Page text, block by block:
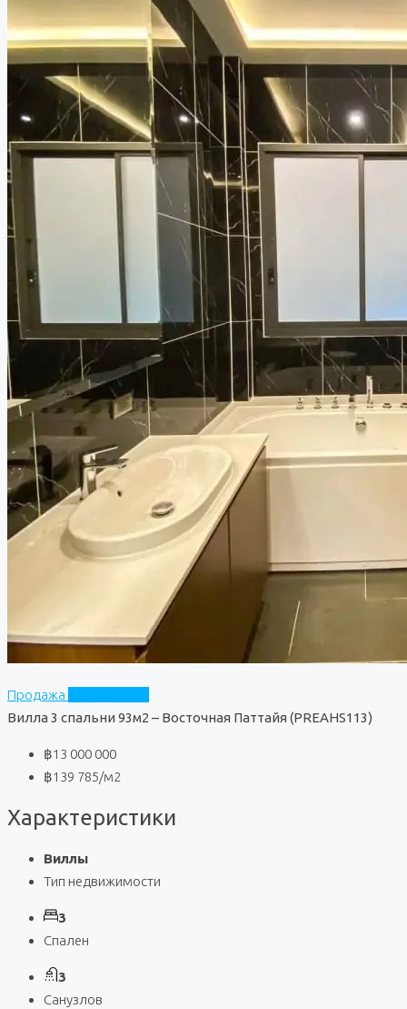
Продажа
Вилла 3 спальни 93м2 – Восточная Паттайя (PREAHS113)
฿13 000 000
฿139 785/м2
Характеристики
Виллы
Тип недвижимости
3
Спален
3
Санузлов